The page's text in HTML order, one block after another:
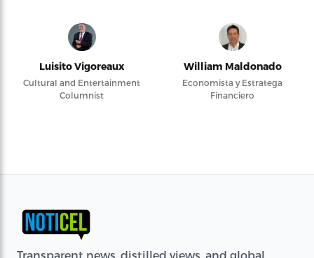
Luisito Vigoreaux
Cultural and Entertainment
Columnist
William Maldonado
Economista y Estratega
Financiero
Transparent news, distilled views, and global